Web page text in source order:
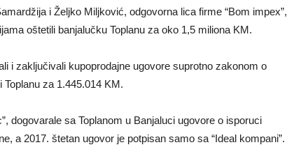
i Željko Miljković, odgovorna lica firme “Bom impex”,
oštetili banjalučku Toplanu za oko 1,5 miliona KM.
i zaključivali kupoprodajne ugovore suprotno zakonom o
za 1.445.014 KM.
dogovarale sa Toplanom u Banjaluci ugovore o isporuci
a 2017. štetan ugovor je potpisan samo sa “Ideal kompani”.